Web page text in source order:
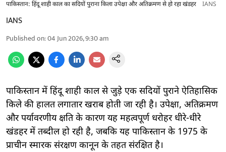
पाकिस्तान: हिंदू शाही काल का सदियों पुराना किला उपेक्षा और अतिक्रमण से हो रहा खंडहर IANS
IANS
Published on:04 Jun 2026, 9:30 am
पाकिस्तान में हिंदू शाही काल से जुड़े एक सदियों पुराने ऐतिहासिक
किले की हालत लगातार खराब होती जा रही है। उपेक्षा, अतिक्रमण
और पर्यावरणीय क्षति के कारण यह महत्वपूर्ण धरोहर धीरे-धीरे
खंडहर में तब्दील हो रही है, जबकि यह पाकिस्तान के 1975 के
प्राचीन स्मारक संरक्षण कानून के तहत संरक्षित है।